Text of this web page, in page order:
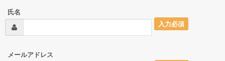
氏名
入力必須
メールアドレス